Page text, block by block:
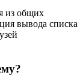
из общих
вывода списка